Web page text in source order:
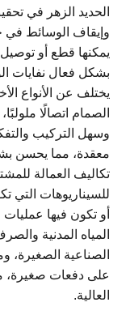
الحديد الزهر في
وإيقاف الوسائط في
يمكنها قطع أو
بشكل فعال نفايات
يختلف عن الأنواع
الصمام اتصالًا
وسهل التركيب
معقدة، مما يحسن
تكاليف العمالة
للسيناريوهات التي
أو تكون فيها
المياه المدنية
الصناعية الصغيرة،
على دفعات صغيرة،
العالية.